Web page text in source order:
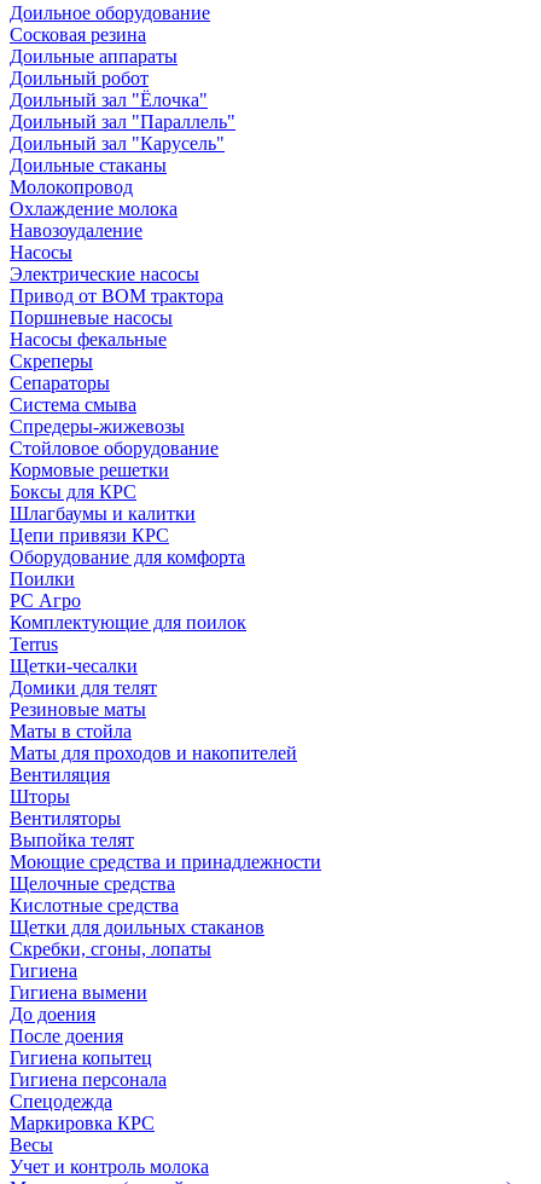
Доильное оборудование
Сосковая резина
Доильные аппараты
Доильный робот
Доильный зал "Ёлочка"
Доильный зал "Параллель"
Доильный зал "Карусель"
Доильные стаканы
Молокопровод
Охлаждение молока
Навозоудаление
Насосы
Электрические насосы
Привод от ВОМ трактора
Поршневые насосы
Насосы фекальные
Скреперы
Сепараторы
Система смыва
Спредеры-жижевозы
Стойловое оборудование
Кормовые решетки
Боксы для КРС
Шлагбаумы и калитки
Цепи привязи КРС
Оборудование для комфорта
Поилки
РС Агро
Комплектующие для поилок
Terrus
Щетки-чесалки
Домики для телят
Резиновые маты
Маты в стойла
Маты для проходов и накопителей
Вентиляция
Шторы
Вентиляторы
Выпойка телят
Моющие средства и принадлежности
Щелочные средства
Кислотные средства
Щетки для доильных стаканов
Скребки, сгоны, лопаты
Гигиена
Гигиена вымени
До доения
После доения
Гигиена копытец
Гигиена персонала
Спецодежда
Маркировка КРС
Весы
Учет и контроль молока